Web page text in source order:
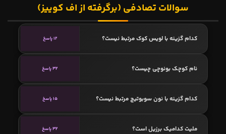
سوالات تصادفی (برگرفته از اف کوییز)
کدام گزینه با لویس کوک مرتبط نیست؟ 12 پاسخ
نام کوچک بونوچی چیست؟ 32 پاسخ
کدام گزینه با نون سوبوتیچ مرتبط نیست؟ 15 پاسخ
ملیت کدامیک برزیل است؟ 32 پاسخ